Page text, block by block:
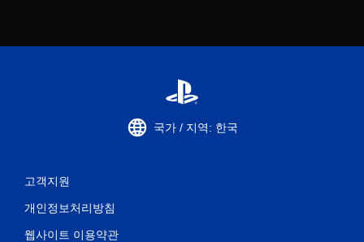
국가 / 지역: 한국
고객지원
개인정보처리방침
웹사이트 이용약관